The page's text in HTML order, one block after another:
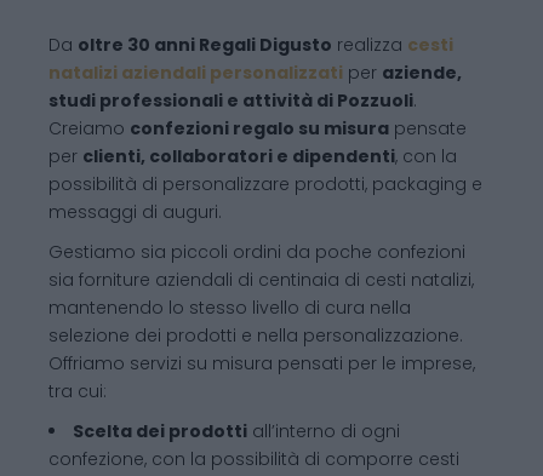
Da oltre 30 anni Regali Digusto realizza cesti
natalizi aziendali personalizzati per aziende,
studi professionali e attività di Pozzuoli.
Creiamo confezioni regalo su misura pensate
per clienti, collaboratori e dipendenti, con la
possibilità di personalizzare prodotti, packaging e
messaggi di auguri.
Gestiamo sia piccoli ordini da poche confezioni
sia forniture aziendali di centinaia di cesti natalizi,
mantenendo lo stesso livello di cura nella
selezione dei prodotti e nella personalizzazione.
Offriamo servizi su misura pensati per le imprese,
tra cui:
Scelta dei prodotti all’interno di ogni
confezione, con la possibilità di comporre cesti